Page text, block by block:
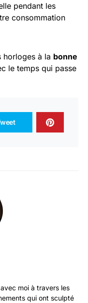
pendant les
consommation
horloges à la bonne
le temps qui passe
moi à travers les
qui ont sculpté